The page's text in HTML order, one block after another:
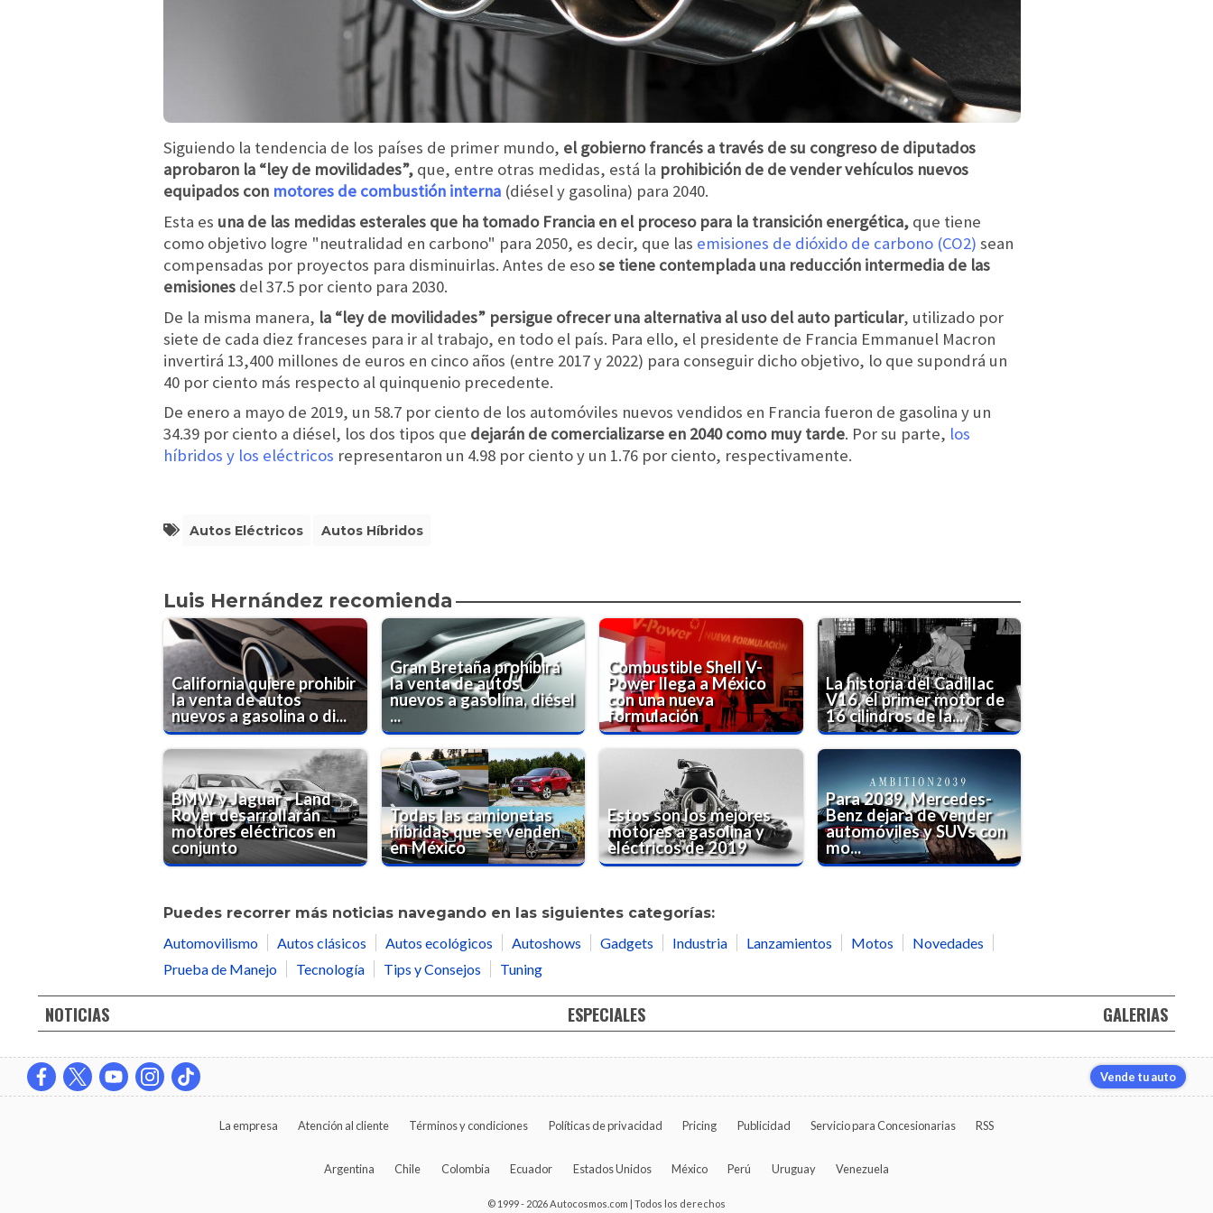
Siguiendo la tendencia de los países de primer mundo, el gobierno francés a través de su congreso de diputados
aprobaron la “ley de movilidades”, que, entre otras medidas, está la prohibición de de vender vehículos nuevos
equipados con motores de combustión interna (diésel y gasolina) para 2040.
Esta es una de las medidas esterales que ha tomado Francia en el proceso para la transición energética, que tiene
como objetivo logre "neutralidad en carbono" para 2050, es decir, que las emisiones de dióxido de carbono (CO2) sean
compensadas por proyectos para disminuirlas. Antes de esose tiene contemplada una reducción intermedia de las
emisiones del 37.5 por ciento para 2030.
De la misma manera, la “ley de movilidades” persigue ofrecer una alternativa al uso del auto particular, utilizado por
siete de cada diez franceses para ir al trabajo, en todo el país. Para ello, el presidente de Francia Emmanuel Macron
invertirá 13,400 millones de euros en cinco años (entre 2017 y 2022) para conseguir dicho objetivo, lo que supondrá un
40 por ciento más respecto al quinquenio precedente.
De enero a mayo de 2019, un 58.7 por ciento de los automóviles nuevos vendidos en Francia fueron de gasolina y un
34.39 por ciento a diésel, los dos tipos que dejarán de comercializarse en 2040 como muy tarde. Por su parte, los
híbridos y los eléctricos representaron un 4.98 por ciento y un 1.76 por ciento, respectivamente.
Autos Eléctricos Autos Híbridos
Luis Hernández recomienda
California quiere prohibir
la venta de autos
nuevos a gasolina o di...
Gran Bretaña prohibirá
la venta de autos
nuevos a gasolina, diésel
...
Combustible Shell V-
Power llega a México
con una nueva
formulación
La historia del Cadillac
V16, el primer motor de
16 cilindros de la...
BMW y Jaguar - Land
Rover desarrollarán
motores eléctricos en
conjunto
Todas las camionetas
híbridas que se venden
en México
Estos son los mejores
motores a gasolina y
eléctricos de 2019
Para 2039, Mercedes-
Benz dejará de vender
automóviles y SUVs con
mo...
Puedes recorrer más noticias navegando en las siguientes categorías:
Automovilismo
Autos clásicos Autos ecológicos Autoshows Gadgets Industria Lanzamientos Motos
Novedades
Prueba de Manejo
Tecnología Tips y Consejos Tuning
NOTICIAS ESPECIALES GALERIAS
Vende tu auto
La empresa Atención al cliente Términos y condiciones Políticas de privacidad Pricing Publicidad Servicio para Concesionarias RSS
Argentina Chile Colombia Ecuador Estados Unidos México Perú Uruguay Venezuela
© 1999 - 2026 Autocosmos.com | Todos los derechos